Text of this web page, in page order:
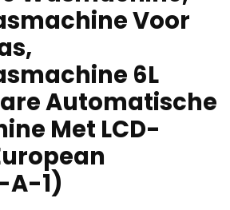
Voor
6L
Automatische
Met LCD-
1)